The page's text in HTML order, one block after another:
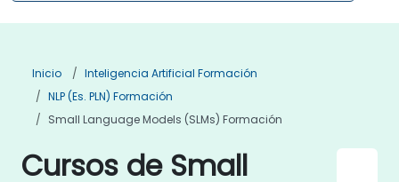
Inicio
Inteligencia Artificial Formación
NLP (es. PLN) Formación
Small Language Models (SLMs) Formación
Cursos de Small